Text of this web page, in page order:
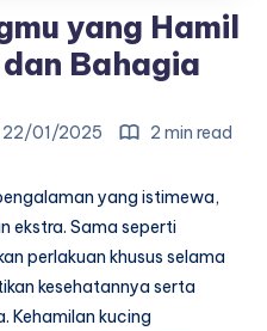
yang Hamil
Bahagia
22/01/2025 2 min read
yang istimewa,
ekstra. Sama seperti
perlakuan khusus selama
kesehatannya serta
Kehamilan kucing